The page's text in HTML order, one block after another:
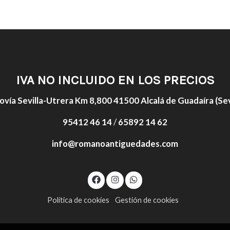
IVA NO INCLUIDO EN LOS PRECIOS
Sevilla-Utrera Km 8,800 41500 Alcalá de Guadaíra
95412 46 14/65892 14 62
info@romanoantiguedades.com
Política de cookies Gestión de cookies